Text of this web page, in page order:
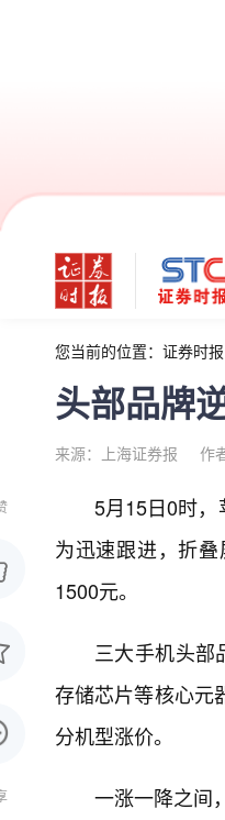
您当前的位置： 证券时报
头部品牌
来源：上海证券报 作
5月15日0时
为迅速跟进，折
1500元。
三大手机头部
存储芯片等核心元
分机型涨价。
一涨一降之间